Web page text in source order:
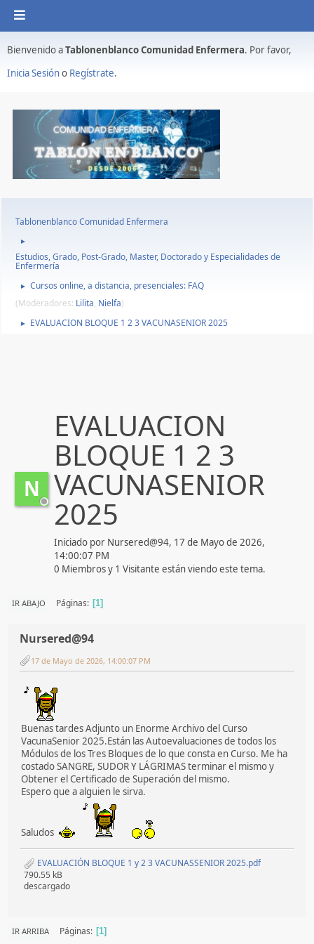
Bienvenido aTablonenblanco Comunidad Enfermera. Por favor,
Inicia Sesióno Regístrate.
Tablonenblanco Comunidad Enfermera
►
Estudios, Grado, Post-Grado, Master, Doctorado y Especialidades de
Enfermería
►
Cursos online, a distancia, presenciales: FAQ
(Moderadores: Lilita, Nielfa)
► EVALUACION BLOQUE 1 2 3 VACUNASENIOR 2025
N
EVALUACION
BLOQUE 1 2 3
VACUNASENIOR
2025
Iniciado por Nursered@94, 17 de Mayo de 2026,
14:00:07 PM
0 Miembros y 1 Visitante están viendo este tema.
IR ABAJO Páginas 1
Nursered@94
17 de Mayo de 2026, 14:00:07 PM
Buenas tardes Adjunto un Enorme Archivo del Curso
VacunaSenior 2025.Están las Autoevaluaciones de todos los
Módulos de los Tres Bloques de lo que consta en Curso. Me ha
costado SANGRE, SUDOR Y LÁGRIMAS terminar el mismo y
Obtener el Certificado de Superación del mismo.
Espero que a alguien le sirva.
Saludos
EVALUACIÓN BLOQUE 1 y 2 3 VACUNASSENIOR 2025.pdf
790.55 kB
descargado
IR ARRIBA Páginas 1